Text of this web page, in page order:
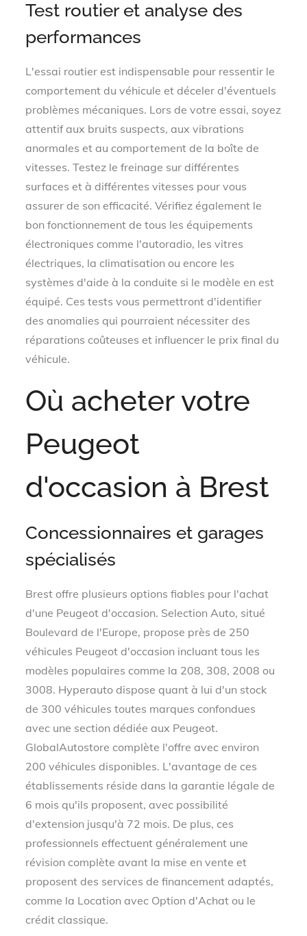
Test routier et analyse des
performances
L'essai routier est indispensable pour ressentir le
comportement du véhicule et déceler d'éventuels
problèmes mécaniques. Lors de votre essai, soyez
attentif aux bruits suspects, aux vibrations
anormales et au comportement de la boîte de
vitesses. Testez le freinage sur différentes
surfaces et à différentes vitesses pour vous
assurer de son efficacité. Vérifiez également le
bon fonctionnement de tous les équipements
électroniques comme l'autoradio, les vitres
électriques, la climatisation ou encore les
systèmes d'aide à la conduite si le modèle en est
équipé. Ces tests vous permettront d'identifier
des anomalies qui pourraient nécessiter des
réparations coûteuses et influencer le prix final du
véhicule.
Où acheter votre
Peugeot
d'occasion à Brest
Concessionnaires et garages
spécialisés
Brest offre plusieurs options fiables pour l'achat
d'une Peugeot d'occasion. Selection Auto, situé
Boulevard de l'Europe, propose près de 250
véhicules Peugeot d'occasion incluant tous les
modèles populaires comme la 208, 308, 2008 ou
3008. Hyperauto dispose quant à lui d'un stock
de 300 véhicules toutes marques confondues
avec une section dédiée aux Peugeot.
GlobalAutostore complète l'offre avec environ
200 véhicules disponibles. L'avantage de ces
établissements réside dans la garantie légale de
6 mois qu'ils proposent, avec possibilité
d'extension jusqu'à 72 mois. De plus, ces
professionnels effectuent généralement une
révision complète avant la mise en vente et
proposent des services de financement adaptés,
comme la Location avec Option d'Achat ou le
crédit classique.